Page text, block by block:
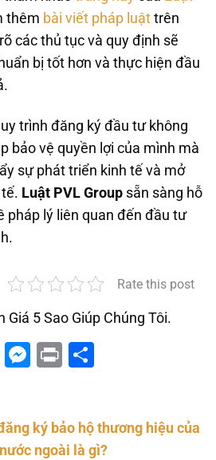
thêm bài viết pháp luật trên
các thủ tục và quy định sẽ
bị tốt hơn và thực hiện đầu
trình đăng ký đầu tư không
bảo vệ quyền lợi của mình mà
sự phát triển kinh tế và mở
Luật PVL Group sẵn sàng hỗ
pháp lý liên quan đến đầu tư
Rate this post
Giá 5 Sao Giúp Chúng Tôi.
Facebook
Messenger
Print
ký bảo hộ thương hiệu của
ngoài là gì?